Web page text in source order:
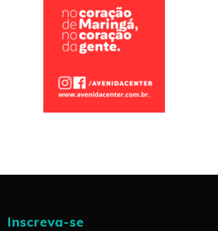
Inscreva-se